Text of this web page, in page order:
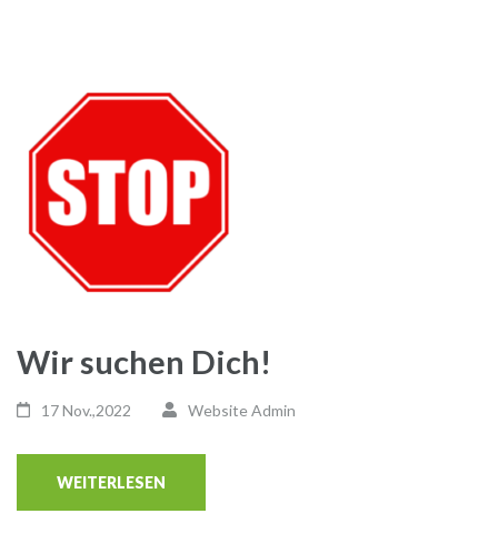
Wir suchen Dich!
17 Nov.,2022 Website Admin
WEITERLESEN